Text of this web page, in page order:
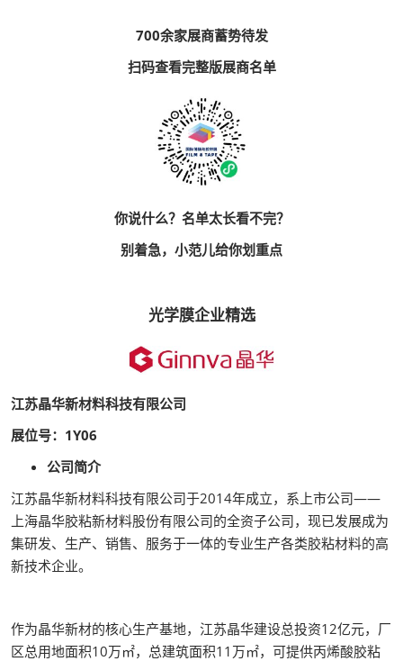
700余家展商蓄势待发
扫码查看完整版展商名单
你说什么？名单太长看不完？
别着急，小范儿给你划重点
光学膜企业精选
江苏晶华新材料科技有限公司
展位号：1Y06
公司简介
江苏晶华新材料科技有限公司于2014年成立，系上市公司——
上海晶华胶粘新材料股份有限公司的全资子公司，现已发展成为
集研发、生产、销售、服务于一体的专业生产各类胶粘材料的高
新技术企业。
作为晶华新材的核心生产基地，江苏晶华建设总投资12亿元，厂
区总用地面积10万㎡，总建筑面积11万㎡，可提供丙烯酸胶粘